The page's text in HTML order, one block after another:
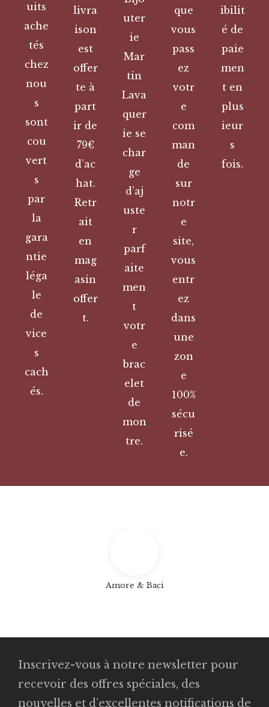
uits
ache
tés
chez
nou
s
sont
cou
vert
s
par
la
gara
ntie
léga
le
de
vice
s
cach
és.
livra
ison
est
offer
te à
part
ir de
79€
d’ac
hat.
Retr
ait
en
mag
asin
offer
t.
uter
ie
Mar
tin
Lava
quer
ie se
char
ge
d’aj
uste
r
parf
aite
men
t
votr
e
brac
elet
de
mon
tre.
que
vous
pass
ez
votr
e
com
man
de
sur
notr
e
site,
vous
entr
ez
dans
une
zon
e
100%
sécu
risé
e.
ibilit
é de
paie
men
t en
plus
ieur
s
fois.
Amore & Baci
Inscrivez-vous à notre newsletter pour
recevoir des offres spéciales, des
nouvelles et d’excellentes notifications de